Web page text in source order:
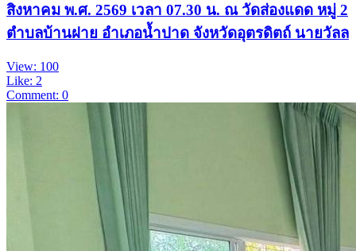
สิงหาคม พ.ศ. 2569 เวลา 07.30 น. ณ วัดส่องแดด หมู่ 2
ตำบลบ้านฝาย อำเภอน้ำปาด จังหวัดอุตรดิตถ์ นายวัลล
View: 100
Like: 2
Comment: 0